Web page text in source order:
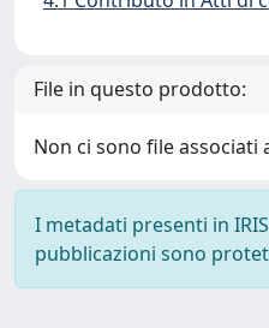
File in questo prodotto:
Non ci sono file
I metadati presenti in
pubblicazioni sono